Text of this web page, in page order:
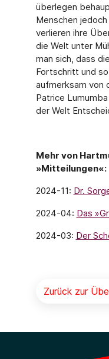
überlegen
Menschen
verlieren ihre
die Welt unter
man sich, dass
Fortschritt und
aufmerksam von
Patrice
der Welt
Mehr von
»Mitteilungen«:
2024-11: Dr.
2024-04: Das
2024-03: Der
Zurück zur